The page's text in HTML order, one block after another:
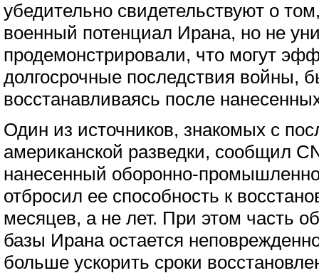
убедительно свидетельствуют о
военный потенциал Ирана, но не
продемонстрировали, что могут
долгосрочные последствия войны,
восстанавливаясь после
Один из источников, знакомых с
американской разведки, сообщил
нанесенный оборонно-
отбросил ее способность к
месяцев, а не лет. При этом часть
базы Ирана остается
больше ускорить сроки